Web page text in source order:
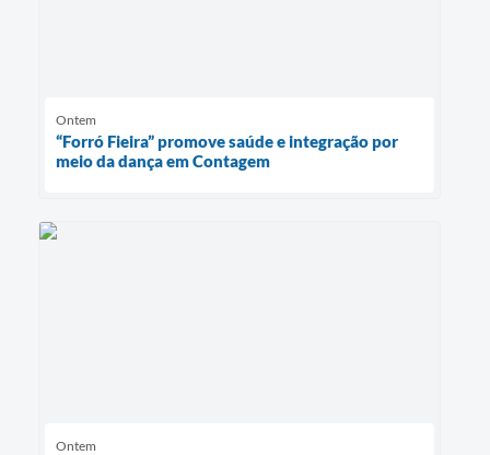
Ontem
“Forró Fieira” promove saúde e integração por
meio da dança em Contagem
Ontem